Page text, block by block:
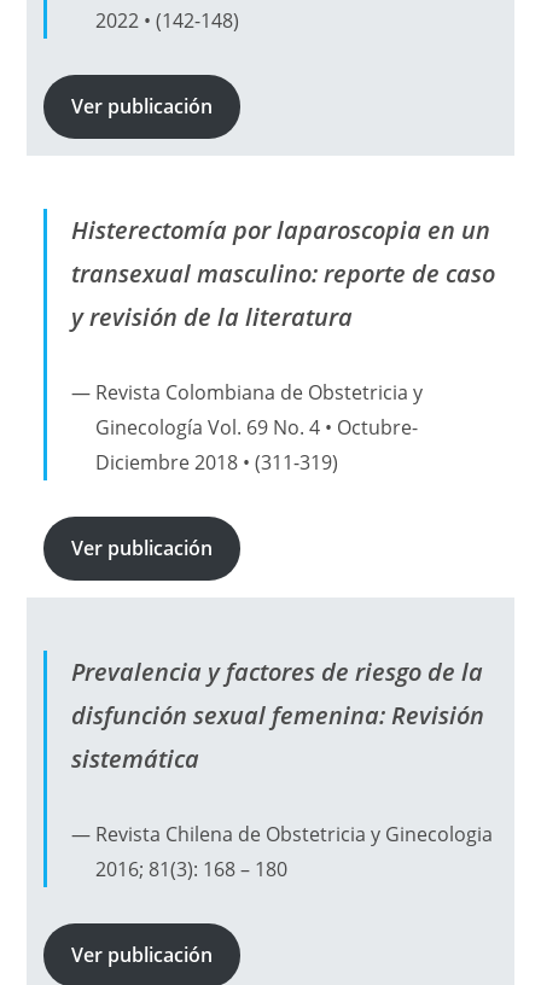
2022 • (142-148)
Ver publicación
Histerectomía por laparoscopia en un
transexual masculino: reporte de caso
y revisión de la literatura
Revista Colombiana de Obstetricia y
Ginecología Vol. 69 No. 4 • Octubre-
Diciembre 2018 • (311-319)
Ver publicación
Prevalencia y factores de riesgo de la
disfunción sexual femenina: Revisión
sistemática
Revista Chilena de Obstetricia y Ginecologia
2016; 81(3): 168 – 180
Ver publicación